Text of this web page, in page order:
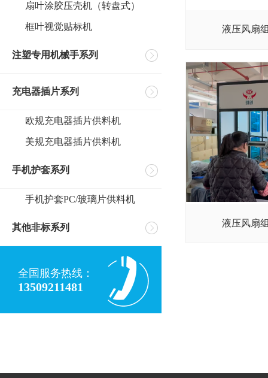
扇叶涂胶压壳机（转盘式）
框叶视觉贴标机
注塑专用机械手系列
充电器插片系列
欧规充电器插片供料机
美规充电器插片供料机
手机护套系列
手机护套PC/玻璃片供料机
其他非标系列
全国服务热线：
13509211481
液压风扇
液压风扇